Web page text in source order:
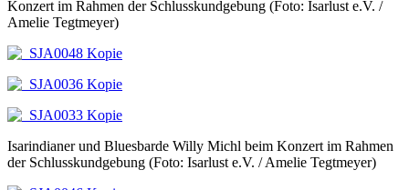
Konzert im Rahmen der Schlusskundgebung (Foto: Isarlust e.V. /
Amelie Tegtmeyer)
Isarindianer und Bluesbarde Willy Michl beim Konzert im Rahmen
der Schlusskundgebung (Foto: Isarlust e.V. / Amelie Tegtmeyer)